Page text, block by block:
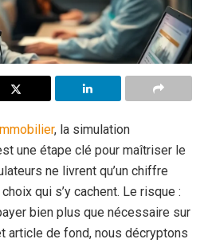
, la simulation
une étape clé pour maîtriser le
ne livrent qu’un chiffre
qui s’y cachent. Le risque :
bien plus que nécessaire sur
article de fond, nous décryptons